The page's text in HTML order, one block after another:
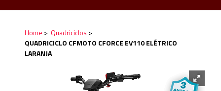
Home > Quadriciclos >
QUADRICICLO CFMOTO CFORCE EV110 ELÉTRICO
LARANJA